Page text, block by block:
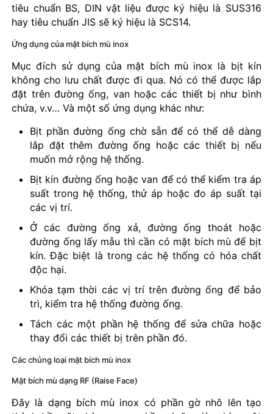
tiêu chuẩn BS, DIN vật liệu được ký hiệu là SUS316
hay tiêu chuẩn JIS sẽ ký hiệu là SCS14.
Ứng dụng của mặt bích mù inox
Mục đích sử dụng của mặt bích mù inox là bịt kín
không cho lưu chất được đi qua. Nó có thể được lắp
đặt trên đường ống, van hoặc các thiết bị như bình
chứa, v.v… Và một số ứng dụng khác như:
Bịt phần đường ống chờ sẵn để có thể dễ dàng
lắp đặt thêm đường ống hoặc các thiết bị nếu
muốn mở rộng hệ thống.
Bịt kín đường ống hoặc van để có thể kiểm tra áp
suất trong hệ thống, thử áp hoặc đo áp suất tại
các vị trí.
Ở các đường ống xả, đường ống thoát hoặc
đường ống lấy mẫu thì cần có mặt bích mù để bịt
kín. Đặc biệt là trong các hệ thống có hóa chất
độc hại.
Khóa tạm thời các vị trí trên đường ống để bảo
trì, kiểm tra hệ thống đường ống.
Tách các một phần hệ thống để sửa chữa hoặc
thay đổi các thiết bị trên phần đó.
Các chủng loại mặt bích mù inox
Mặt bích mù dạng RF (Raise Face)
Đây là dạng bích mù inox có phần gờ nhô lên tạo